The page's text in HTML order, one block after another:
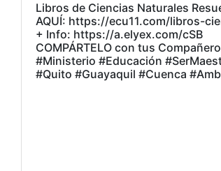
Libros de Ciencias Naturales
AQUÍ: https://ecu11.com/libros-
+ Info: https://a.elyex.com/cSB
COMPÁRTELO con tus
#Ministerio #Educación
#Quito #Guayaquil #Cuenca